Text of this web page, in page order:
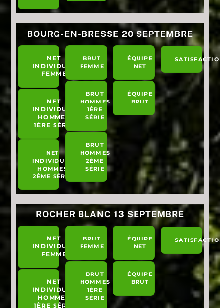
BOURG-EN-BRESSE 20 SEPTEMBRE
NET
INDIVIDUEL
FEMME
NET
INDIVIDUEL
HOMMES
1ÈRE SÉRIE
NET
INDIVIDUEL
HOMMES
2ÈME SÉRIE
BRUT
FEMME
BRUT
HOMMES
1ÈRE
SÉRIE
BRUT
HOMMES
2ÈME
SÉRIE
ÉQUIPE
NET
ÉQUIPE
BRUT
ROCHER BLANC 13 SEPTEMBRE
NET
INDIVIDUEL
FEMME
NET
INDIVIDUEL
HOMMES
1ÈRE SÉRIE
BRUT
FEMME
BRUT
HOMMES
1ÈRE
SÉRIE
ÉQUIPE
NET
ÉQUIPE
BRUT